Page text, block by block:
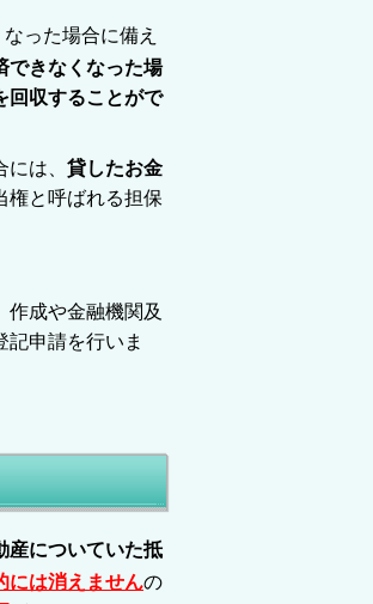
った場合に備え
できなくなった場
回収することがで
は、 貸したお金
権と呼ばれる担保
作成や金融機関及
申請を行いま
産についていた抵
には消えませんの